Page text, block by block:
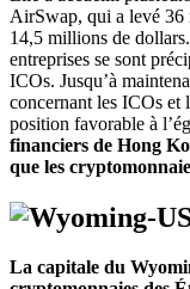
AirSwap, qui a levé 36
14,5 millions de dollars.
entreprises se sont
ICOs. Jusqu’à
concernant les ICOs et
position favorable à
financiers de Hong
que les
La capitale du